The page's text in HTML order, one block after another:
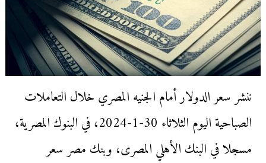
ننشر سعر الدولار أمام الجنيه المصري خلال التعاملات
الصباحية اليوم الثلاثاء 30-1-2024، في البنوك المصرية،
مسجلا في البنك الأهلي المصرى، وبنك مصر سعر